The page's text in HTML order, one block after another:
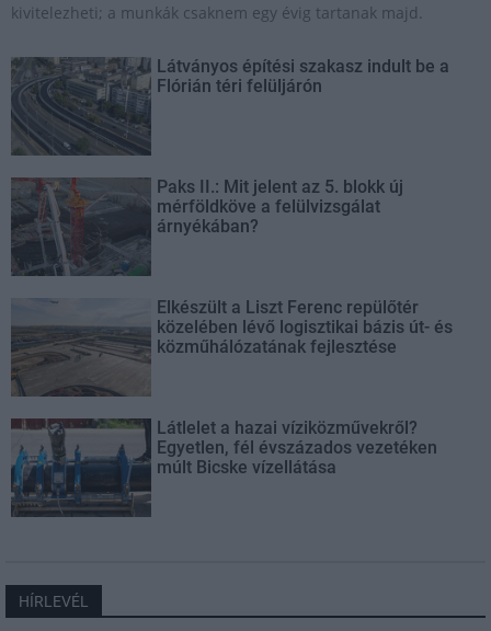
kivitelezheti; a munkák csaknem egy évig tartanak majd.
Látványos építési szakasz indult be a
Flórián téri felüljárón
Paks II.: Mit jelent az 5. blokk új
mérföldköve a felülvizsgálat
árnyékában?
Elkészült a Liszt Ferenc repülőtér
közelében lévő logisztikai bázis út- és
közműhálózatának fejlesztése
Látlelet a hazai víziközművekről?
Egyetlen, fél évszázados vezetéken
múlt Bicske vízellátása
HÍRLEVÉL